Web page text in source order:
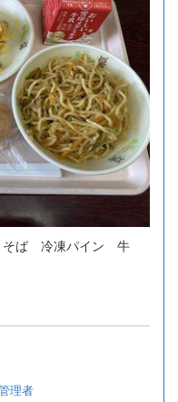
そば 冷凍パイン 牛
理者